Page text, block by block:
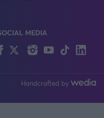
MEDIA
FacebookTwitterInstagram
YouTubeTikTok
Handcrafted by